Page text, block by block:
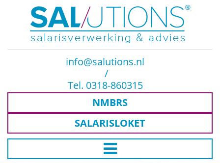
info@salutions.nl
/
Tel. 0318-860315
NMBRS
SALARISLOKET